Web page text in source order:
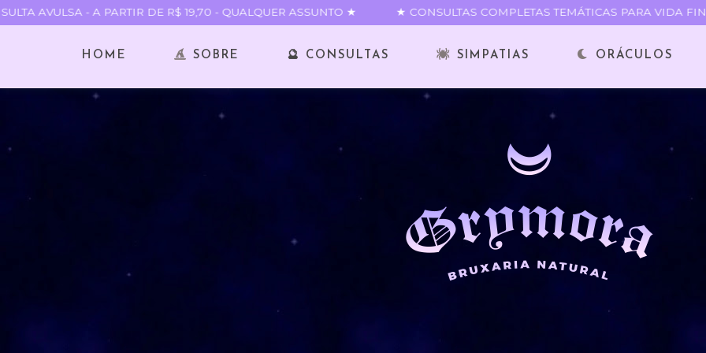
AVULSA - A PARTIR DE R$ 19,70 - QUALQUER ASSUNTO ★ ★ CONSULTAS COMPLETAS TEMÁTICAS PARA VIDA
HOME SOBRE 🔮 CONSULTAS SIMPATIAS ORÁCULOS